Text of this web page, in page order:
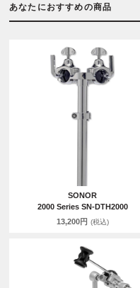
あなたにおすすめの商品
SONOR
2000 Series SN-DTH2000
13,200円 (税込)